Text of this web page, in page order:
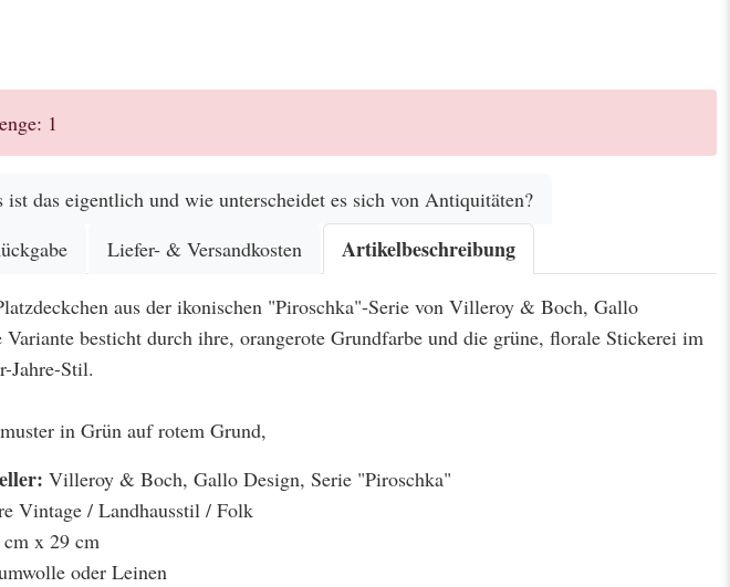
1
ist das eigentlich und wie unterscheidet es sich von Antiquitäten?
Liefer- & Versandkosten Artikelbeschreibung
aus der ikonischen "Piroschka"-Serie von Villeroy & Boch, Gallo
Variante besticht durch ihre, orangerote Grundfarbe und die grüne, florale Stickerei im
Jahre-Stil.
in Grün auf rotem Grund,
Villeroy & Boch, Gallo Design, Serie "Piroschka"
Vintage / Landhausstil / Folk
x 29 cm
oder Leinen